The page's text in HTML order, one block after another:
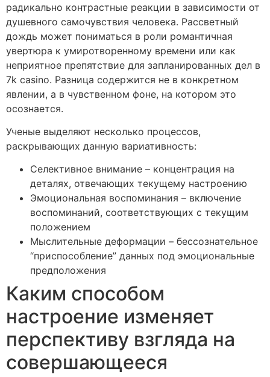
радикально контрастные реакции в зависимости от
душевного самочувствия человека. Рассветный
дождь может пониматься в роли романтичная
увертюра к умиротворенному времени или как
неприятное препятствие для запланированных дел в
7k casino. Разница содержится не в конкретном
явлении, а в чувственном фоне, на котором это
осознается.
Ученые выделяют несколько процессов,
раскрывающих данную вариативность:
Селективное внимание – концентрация на
деталях, отвечающих текущему настроению
Эмоциональная воспоминания – включение
воспоминаний, соответствующих с текущим
положением
Мыслительные деформации – бессознательное
“приспособление” данных под эмоциональные
предположения
Каким способом
настроение изменяет
перспективу взгляда на
совершающееся